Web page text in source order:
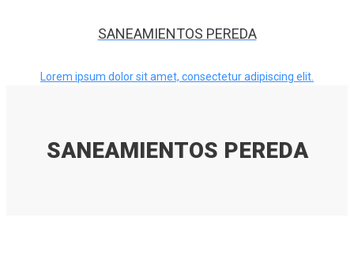
SANEAMIENTOS PEREDA
Lorem ipsum dolor sit amet, consectetur adipiscing elit.
SANEAMIENTOS PEREDA